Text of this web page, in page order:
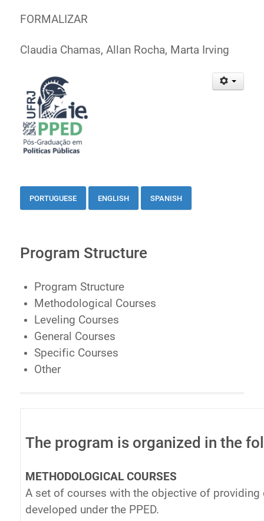
FORMALIZAR
Claudia Chamas, Allan Rocha, Marta Irving
PORTUGUESE ENGLISH SPANISH
Program Structure
Program Structure
Methodological Courses
Leveling Courses
General Courses
Specific Courses
Other
The program is organized in the
METHODOLOGICAL COURSES
A set of courses with the objective of
developed under the PPED.